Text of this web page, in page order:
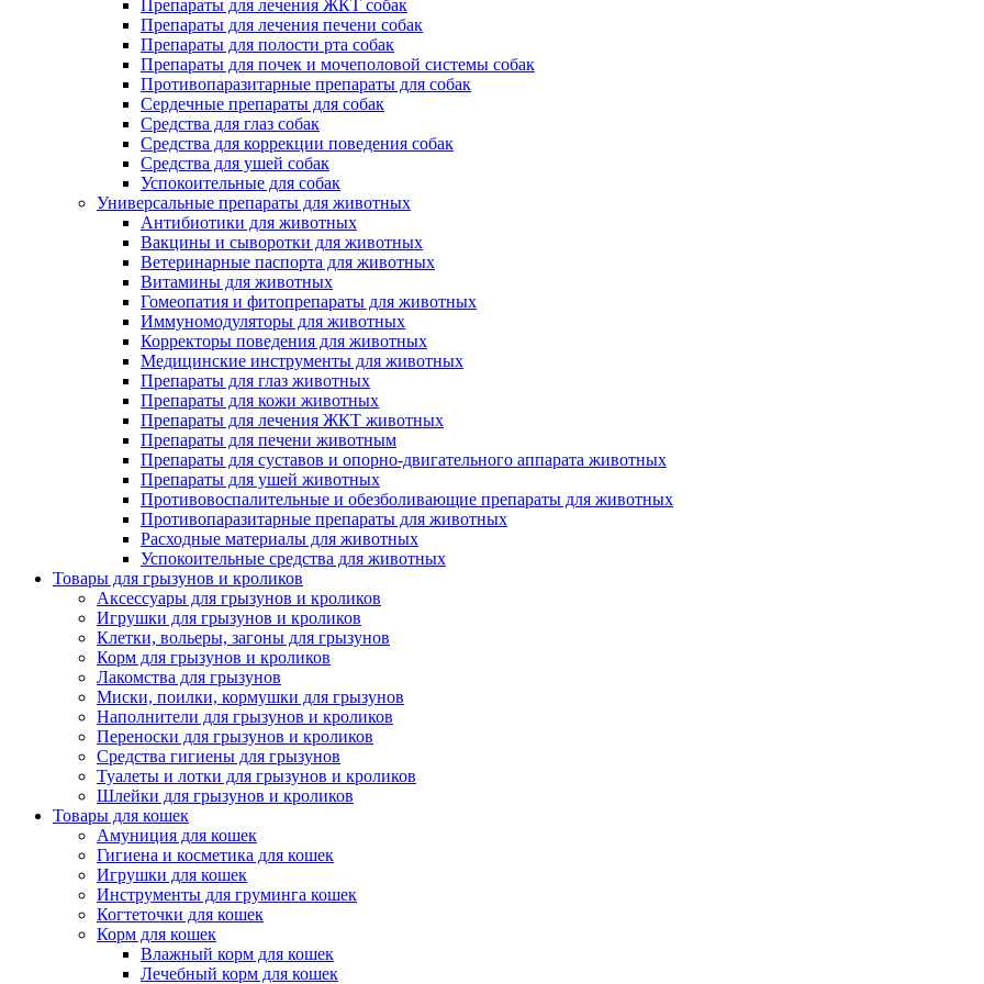
Препараты для лечения ЖКТ собак
Препараты для лечения печени собак
Препараты для полости рта собак
Препараты для почек и мочеполовой системы собак
Противопаразитарные препараты для собак
Сердечные препараты для собак
Средства для глаз собак
Средства для коррекции поведения собак
Средства для ушей собак
Успокоительные для собак
Универсальные препараты для животных
Антибиотики для животных
Вакцины и сыворотки для животных
Ветеринарные паспорта для животных
Витамины для животных
Гомеопатия и фитопрепараты для животных
Иммуномодуляторы для животных
Корректоры поведения для животных
Медицинские инструменты для животных
Препараты для глаз животных
Препараты для кожи животных
Препараты для лечения ЖКТ животных
Препараты для печени животным
Препараты для суставов и опорно-двигательного аппарата животных
Препараты для ушей животных
Противовоспалительные и обезболивающие препараты для животных
Противопаразитарные препараты для животных
Расходные материалы для животных
Успокоительные средства для животных
Товары для грызунов и кроликов
Аксессуары для грызунов и кроликов
Игрушки для грызунов и кроликов
Клетки, вольеры, загоны для грызунов
Корм для грызунов и кроликов
Лакомства для грызунов
Миски, поилки, кормушки для грызунов
Наполнители для грызунов и кроликов
Переноски для грызунов и кроликов
Средства гигиены для грызунов
Туалеты и лотки для грызунов и кроликов
Шлейки для грызунов и кроликов
Товары для кошек
Амуниция для кошек
Гигиена и косметика для кошек
Игрушки для кошек
Инструменты для груминга кошек
Когтеточки для кошек
Корм для кошек
Влажный корм для кошек
Лечебный корм для кошек